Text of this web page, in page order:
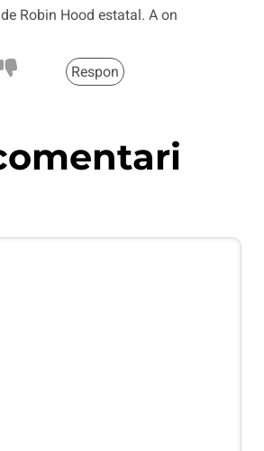
Robin Hood estatal. A on
Respon